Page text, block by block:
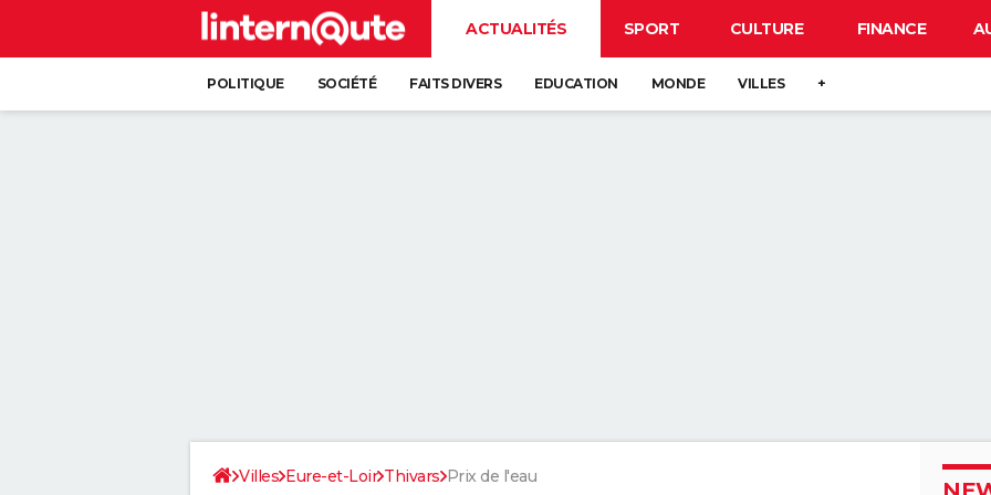
ACTUALITÉS SPORT CULTURE FINANCE
POLITIQUE SOCIÉTÉ FAITS DIVERS EDUCATION MONDE VILLES +
Villes Eure-et-Loir Thivars Prix de l'eau